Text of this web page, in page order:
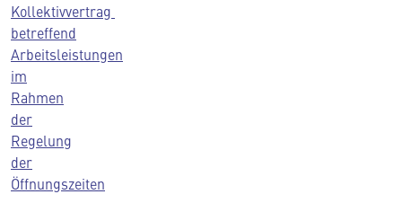
Kollektivvertrag
betreffend
Arbeitsleistungen
im
Rahmen
der
Regelung
der
Öffnungszeiten